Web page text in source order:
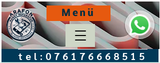
tel: 076176668515
Menü